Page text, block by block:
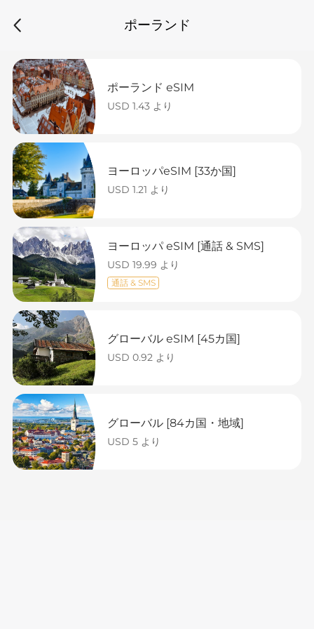
ポーランド
ポーランド eSIM
USD 1.43 より
ヨーロッパeSIM [33か国]
USD 1.21 より
ヨーロッパ eSIM [通話 & SMS]
USD 19.99 より
通話 & SMS
グローバル eSIM [45カ国]
USD 0.92 より
グローバル [84カ国・地域]
USD 5 より